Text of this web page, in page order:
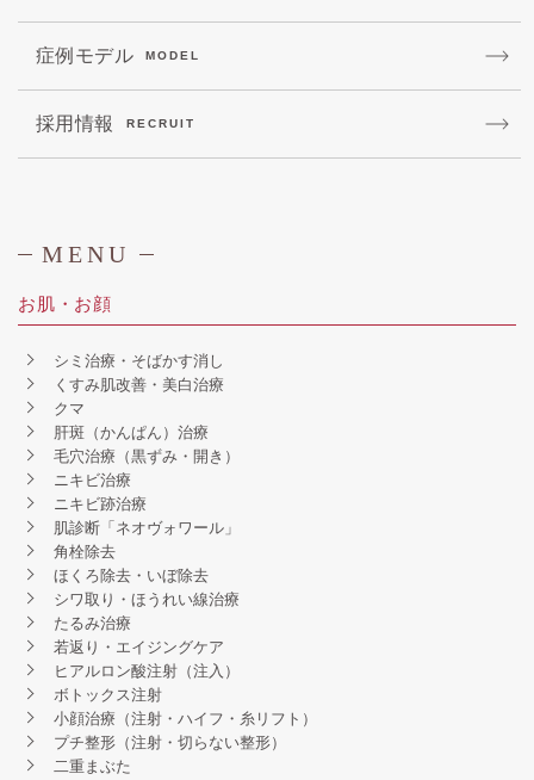
症例モデル MODEL
採用情報 RECRUIT
MENU
お肌・お顔
シミ治療・そばかす消し
くすみ肌改善・美白治療
クマ
肝斑（かんぱん）治療
毛穴治療（黒ずみ・開き）
ニキビ治療
ニキビ跡治療
肌診断「ネオヴォワール」
角栓除去
ほくろ除去・いぼ除去
シワ取り・ほうれい線治療
たるみ治療
若返り・エイジングケア
ヒアルロン酸注射（注入）
ボトックス注射
小顔治療（注射・ハイフ・糸リフト）
プチ整形（注射・切らない整形）
二重まぶた